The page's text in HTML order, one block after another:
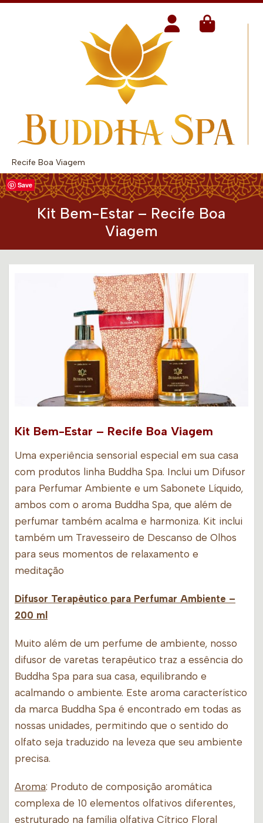
Recife Boa Viagem
Kit Bem-Estar – Recife Boa
Viagem
Save
Kit Bem-Estar – Recife Boa Viagem
Uma experiência sensorial especial em sua casa
com produtos linha Buddha Spa. Inclui um Difusor
para Perfumar Ambiente e um Sabonete Líquido,
ambos com o aroma Buddha Spa, que além de
perfumar também acalma e harmoniza. Kit inclui
também um Travesseiro de Descanso de Olhos
para seus momentos de relaxamento e
meditação
Difusor Terapêutico para Perfumar Ambiente –
200 ml
Muito além de um perfume de ambiente, nosso
difusor de varetas terapêutico traz a essência do
Buddha Spa para sua casa, equilibrando e
acalmando o ambiente. Este aroma característico
da marca Buddha Spa é encontrado em todas as
nossas unidades, permitindo que o sentido do
olfato seja traduzido na leveza que seu ambiente
precisa.
Aroma: Produto de composição aromática
complexa de 10 elementos olfativos diferentes,
estruturado na família olfativa Cítrico Floral